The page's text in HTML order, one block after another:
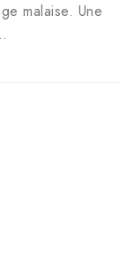
malaise. Une